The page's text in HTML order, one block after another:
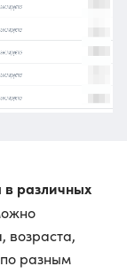
в различных
возраста,
разным